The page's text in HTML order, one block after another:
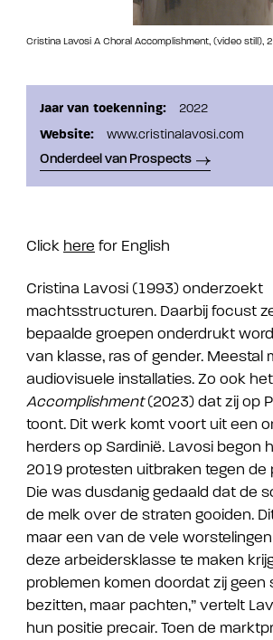
Cristina Lavosi A Choral Accomplishment, (video still),
Jaar van toekenning:
2022
Website:
www.cristinalavosi.com
Onderdeel van Prospects
Click here for English
Cristina Lavosi (1993) onderzoekt
machtsstructuren. Daarbij focust
bepaalde groepen onderdrukt
van klasse, ras of gender. Meestal
audiovisuele installaties. Zo ook
Accomplishment(2023) dat zij op
toont. Dit werk komt voort uit een
herders op Sardinië. Lavosi begon
2019 protesten uitbraken tegen de
Die was dusdanig gedaald dat de
de melk over de straten gooiden.
maar een van de vele
deze arbeidersklasse te maken
problemen komen doordat zij geen
bezitten, maar pachten,” vertelt
hun positie precair. Toen de